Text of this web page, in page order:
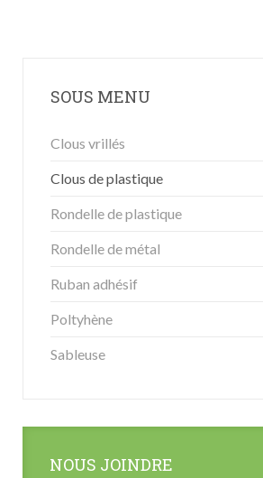
SOUS MENU
Clous vrillés
Clous de plastique
Rondelle de plastique
Rondelle de métal
Ruban adhésif
Poltyhène
Sableuse
NOUS JOINDRE